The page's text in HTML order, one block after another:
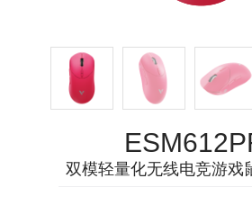
双模轻量化无线电竞游戏